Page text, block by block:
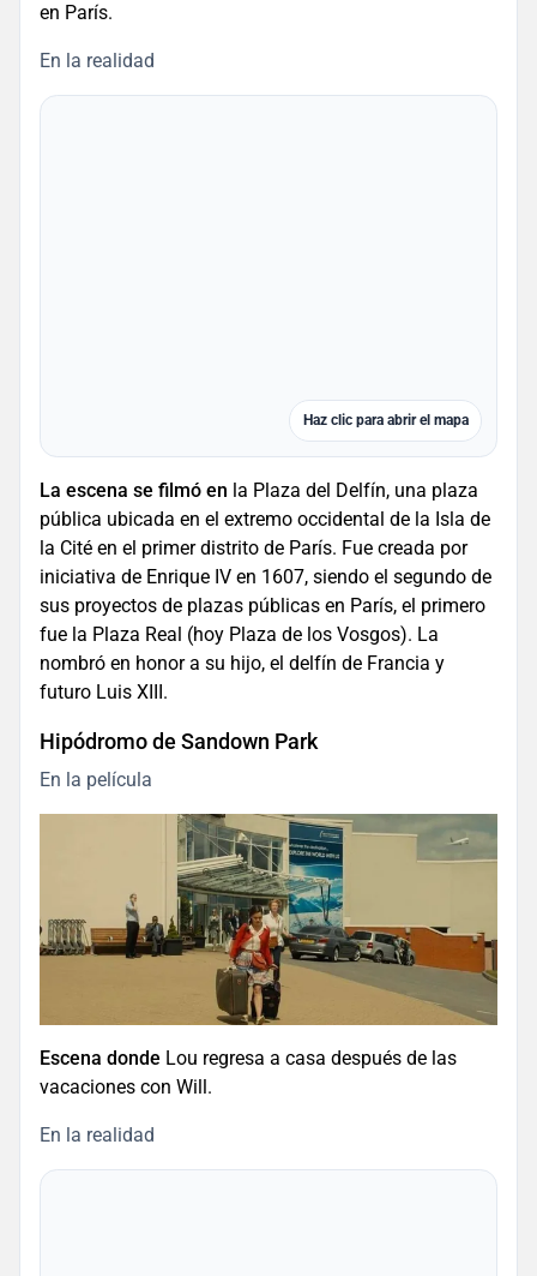
en París.
En la realidad
Haz clic para abrir el mapa
La escena se filmó en la Plaza del Delfín, una plaza
pública ubicada en el extremo occidental de la Isla de
la Cité en el primer distrito de París. Fue creada por
iniciativa de Enrique IV en 1607, siendo el segundo de
sus proyectos de plazas públicas en París, el primero
fue la Plaza Real (hoy Plaza de los Vosgos). La
nombró en honor a su hijo, el delfín de Francia y
futuro Luis XIII.
Hipódromo de Sandown Park
En la película
Escena donde Lou regresa a casa después de las
vacaciones con Will.
En la realidad